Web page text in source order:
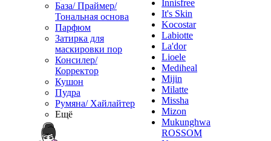
База/ Праймер/
Тональная основа
Парфюм
Затирка для
маскировки пор
Консилер/
Корректор
Кушон
Пудра
Румяна/ Хайлайтер
Ещё
Innisfree
It's Skin
Kocostar
Labiotte
La'dor
Lioele
Mediheal
Mijin
Milatte
Missha
Mizon
Mukunghwa
ROSSOM